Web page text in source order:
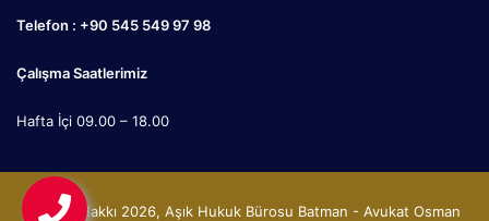
Telefon : +90 545 549 97 98
Çalışma Saatlerimiz
Hafta İçi 09.00 – 18.00
© Telif Hakkı 2026, Aşık Hukuk Bürosu Batman - Avukat Osman